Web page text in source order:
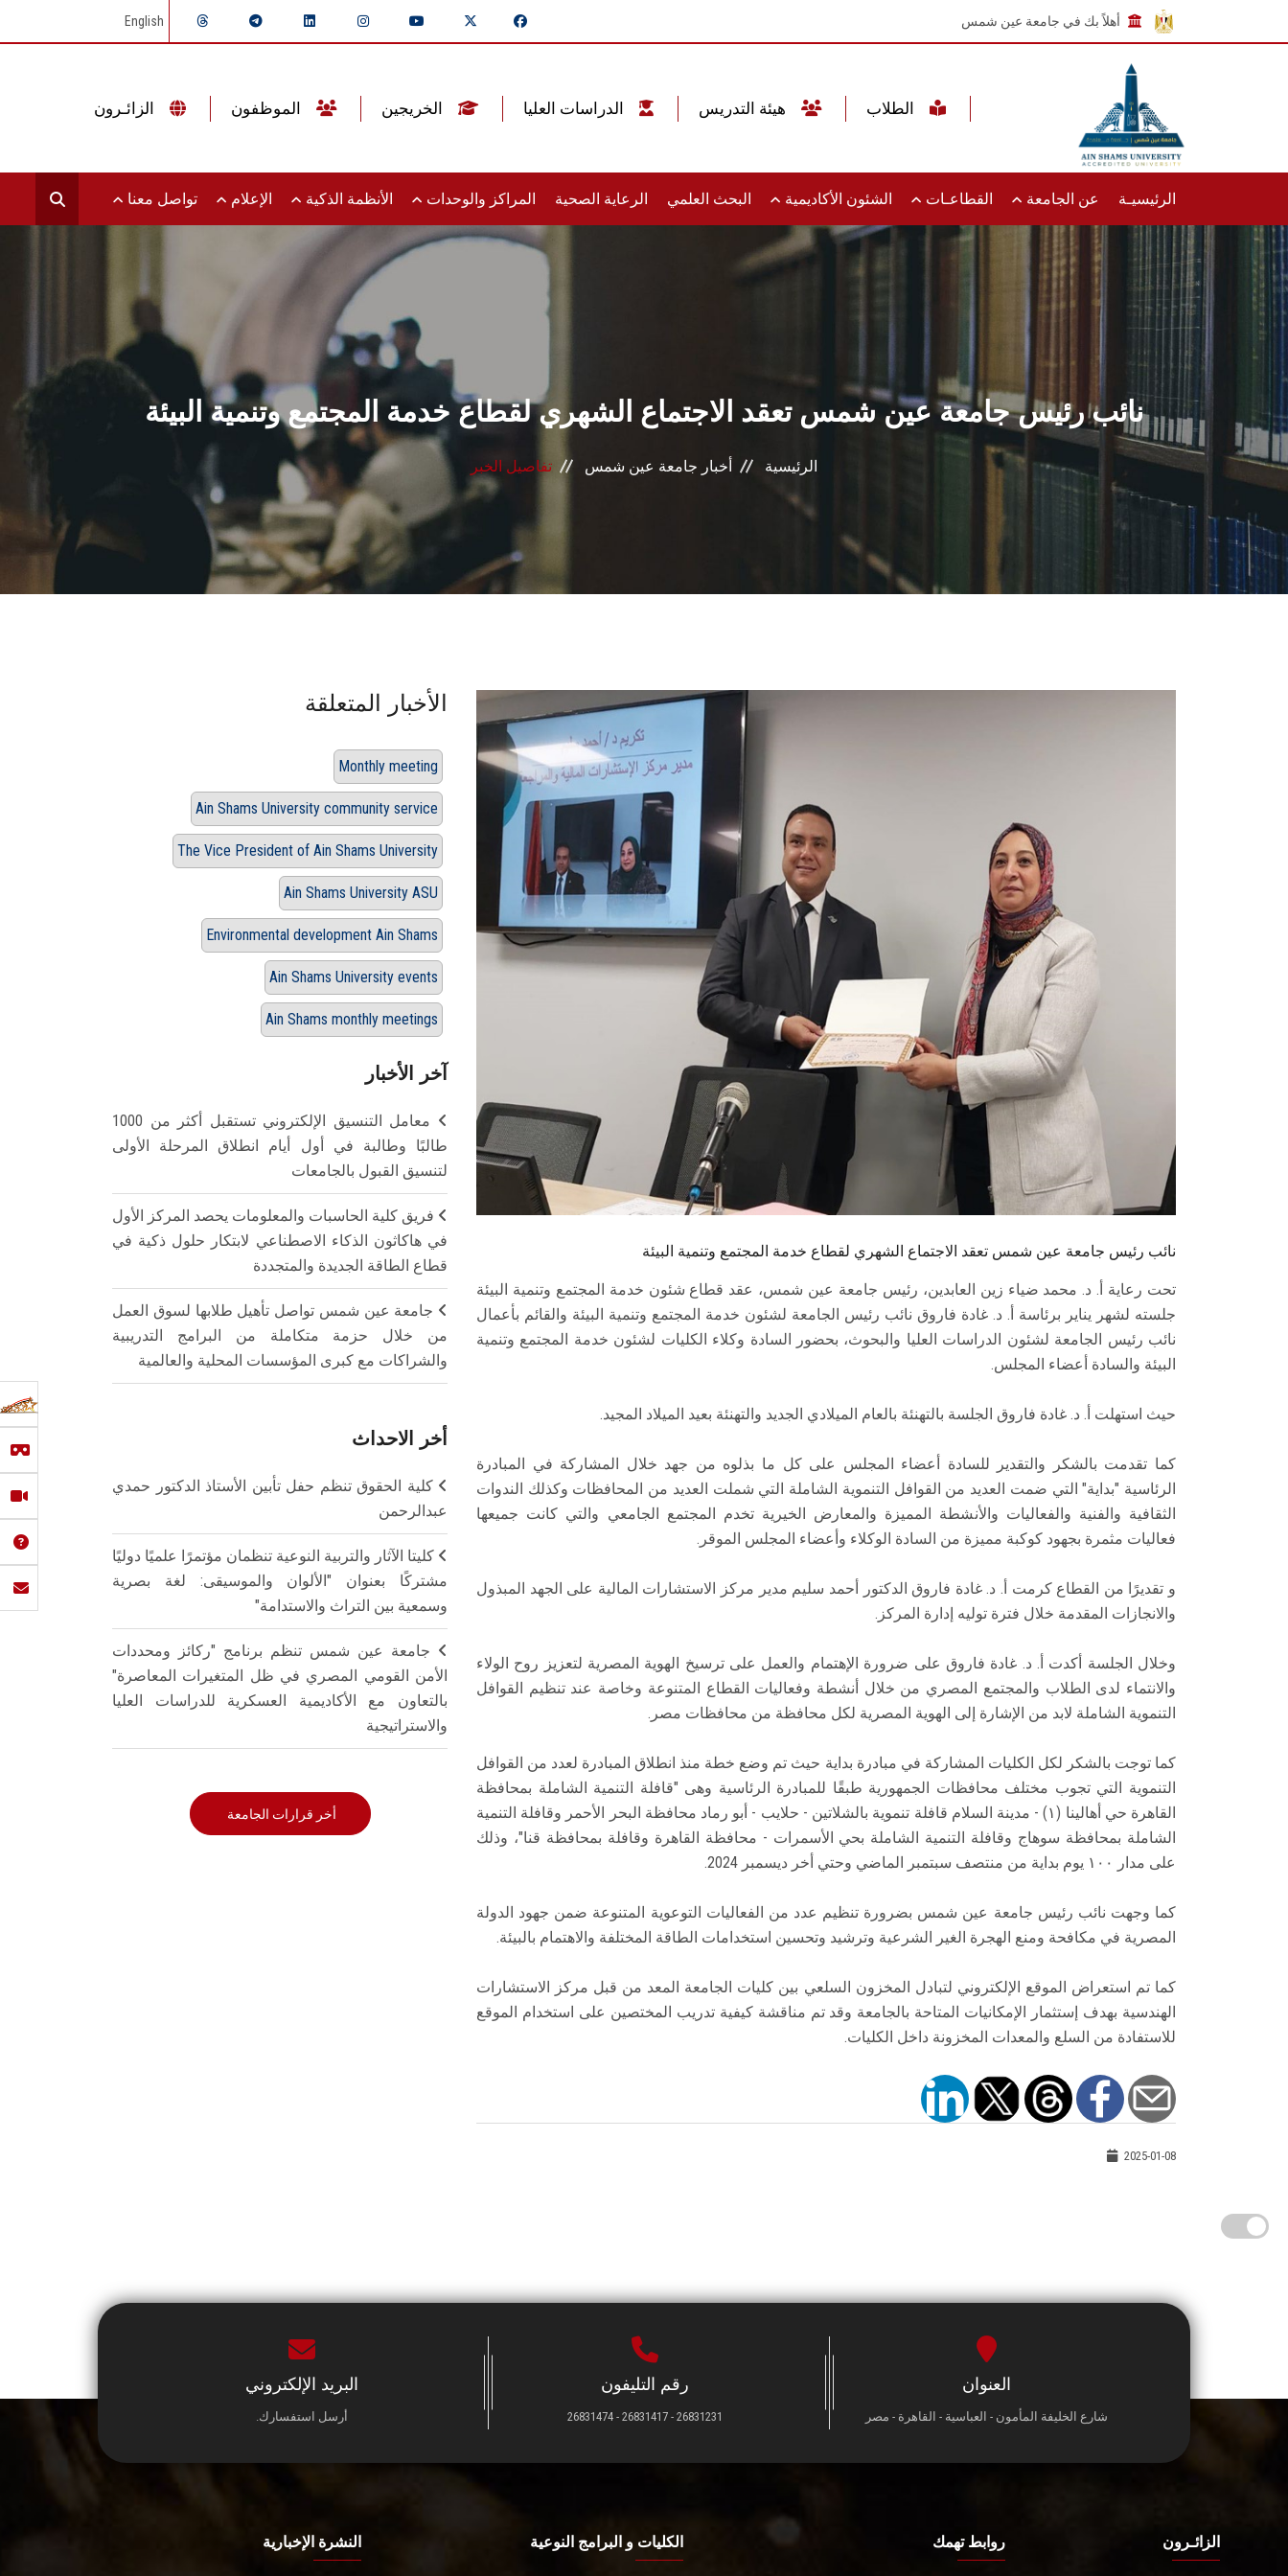
أهلاً بك في جامعة عين شمس English
الرئيسيـة عن الجامعة القطاعـات الشئون الأكاديمية البحث العلمي الرعاية الصحية المراكز والوحدات الأنظمة الذكية الإعلام تواصل معنا
نائب رئيس جامعة عين شمس تعقد الاجتماع الشهري لقطاع خدمة المجتمع وتنمية البيئة
الرئيسية أخبار جامعة عين شمس تفاصيل الخبر
نائب رئيس جامعة عين شمس تعقد الاجتماع الشهري لقطاع خدمة المجتمع وتنمية البيئة
تحت رعاية أ. د. محمد ضياء زين العابدين، رئيس جامعة عين شمس، عقد قطاع شئون خدمة المجتمع وتنمية البيئة
جلسته لشهر يناير برئاسة أ. د. غادة فاروق نائب رئيس الجامعة لشئون خدمة المجتمع وتنمية البيئة والقائم بأعمال
نائب رئيس الجامعة لشئون الدراسات العليا والبحوث، بحضور السادة وكلاء الكليات لشئون خدمة المجتمع وتنمية
البيئة والسادة أعضاء المجلس.
‎كما تقدمت بالشكر والتقدير للسادة أعضاء المجلس على كل ما بذلوه من جهد خلال المشاركة في المبادرة
الرئاسية "بداية" التي ضمت العديد من القوافل التنموية الشاملة التي شملت العديد من المحافظات وكذلك الندوات
الثقافية والفنية والفعاليات والأنشطة المميزة والمعارض الخيرية تخدم المجتمع الجامعي والتي كانت جميعها
فعاليات مثمرة بجهود كوكبة مميزة من السادة الوكلاء وأعضاء المجلس الموقر.
‎و تقديرًا من القطاع كرمت أ. د. غادة فاروق الدكتور أحمد سليم مدير مركز الاستشارات المالية على الجهد المبذول
والانجازات المقدمة خلال فترة توليه إدارة المركز.
‎وخلال الجلسة أكدت أ. د. غادة فاروق على ضرورة الإهتمام والعمل على ترسيخ الهوية المصرية لتعزيز روح الولاء
والانتماء لدى الطلاب والمجتمع المصري من خلال أنشطة وفعاليات القطاع المتنوعة وخاصة عند تنظيم القوافل
التنموية الشاملة لابد من الإشارة إلى الهوية المصرية لكل محافظة من محافظات مصر.
‎كما توجت بالشكر لكل الكليات المشاركة في مبادرة بداية حيث تم وضع خطة منذ انطلاق المبادرة لعدد من القوافل
التنموية التي تجوب مختلف محافظات الجمهورية طبقًا للمبادرة الرئاسية وهى "قافلة التنمية الشاملة بمحافظة
القاهرة حي أهالينا (۱) - مدينة السلام قافلة تنموية بالشلاتين - حلايب - أبو رماد محافظة البحر الأحمر وقافلة التنمية
الشاملة بمحافظة سوهاج وقافلة التنمية الشاملة بحي الأسمرات - محافظة القاهرة وقافلة بمحافظة قنا"، وذلك
على مدار ١٠٠ يوم بداية من منتصف سبتمبر الماضي وحتي أخر ديسمبر 2024.
‎كما وجهت نائب رئيس جامعة عين شمس بضرورة تنظيم عدد من الفعاليات التوعوية المتنوعة ضمن جهود الدولة
المصرية في مكافحة ومنع الهجرة الغير الشرعية وترشيد وتحسين استخدامات الطاقة المختلفة والاهتمام بالبيئة.
‎كما تم استعراض الموقع الإلكتروني لتبادل المخزون السلعي بين كليات الجامعة المعد من قبل مركز الاستشارات
الهندسية بهدف إستثمار الإمكانيات المتاحة بالجامعة وقد تم مناقشة كيفية تدريب المختصين على استخدام الموقع
للاستفادة من السلع والمعدات المخزونة داخل الكليات.
2025-01-08
الأخبار المتعلقة
Monthly meeting
Ain Shams University community service
The Vice President of Ain Shams University
Ain Shams University ASU
Environmental development Ain Shams
Ain Shams University events
Ain Shams monthly meetings
آخر الأخبار
معامل التنسيق الإلكتروني تستقبل أكثر من 1000
طالبًا وطالبة في أول أيام انطلاق المرحلة الأولى
لتنسيق القبول بالجامعات
فريق كلية الحاسبات والمعلومات يحصد المركز الأول
في هاكاثون الذكاء الاصطناعي لابتكار حلول ذكية في
قطاع الطاقة الجديدة والمتجددة
جامعة عين شمس تواصل تأهيل طلابها لسوق العمل
من خلال حزمة متكاملة من البرامج التدريبية
والشراكات مع كبرى المؤسسات المحلية والعالمية
أخر الاحداث
كلية الحقوق تنظم حفل تأبين الأستاذ الدكتور حمدي
عبدالرحمن
كليتا الآثار والتربية النوعية تنظمان مؤتمرًا علميًا دوليًا
مشتركًا بعنوان "الألوان والموسيقى: لغة بصرية
وسمعية بين التراث والاستدامة"
جامعة عين شمس تنظم برنامج "ركائز ومحددات
الأمن القومي المصري في ظل المتغيرات المعاصرة"
بالتعاون مع الأكاديمية العسكرية للدراسات العليا
والاستراتيجية
أخر قرارات الجامعة
العنوان
شارع الخليفة المأمون - العباسية - القاهرة - مصر
رقم التليفون
26831231 - 26831417 - 26831474
البريد الإلكتروني
أرسل استفسارك.
الزائـرون روابط تهمك الكليات و البرامج النوعية النشرة الإخبارية